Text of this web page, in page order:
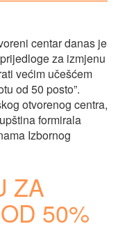
centar danas je
za izmjenu
većim učešćem
od 50 posto”.
otvorenog centra,
formirala
Izbornog
ZA
50%